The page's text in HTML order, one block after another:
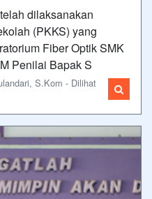
dilaksanakan
(PKKS) yang
Fiber Optik SMK
Penilai Bapak S
S.Kom - Dilihat